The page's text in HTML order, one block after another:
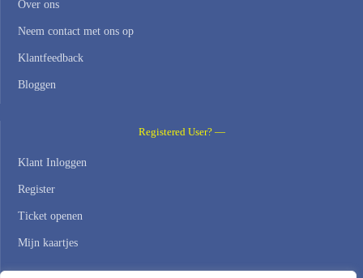
Over ons
Neem contact met ons op
Klantfeedback
Bloggen
Registered User? —
Klant Inloggen
Register
Ticket openen
Mijn kaartjes